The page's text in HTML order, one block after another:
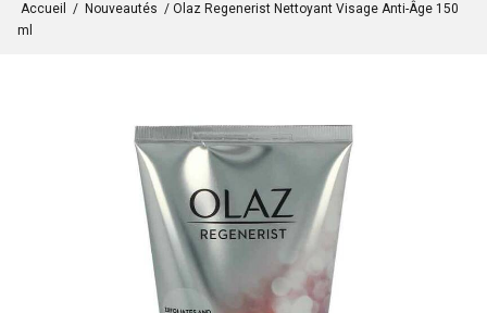
Accueil / Nouveautés / Olaz Regenerist Nettoyant Visage Anti-Âge 150
ml